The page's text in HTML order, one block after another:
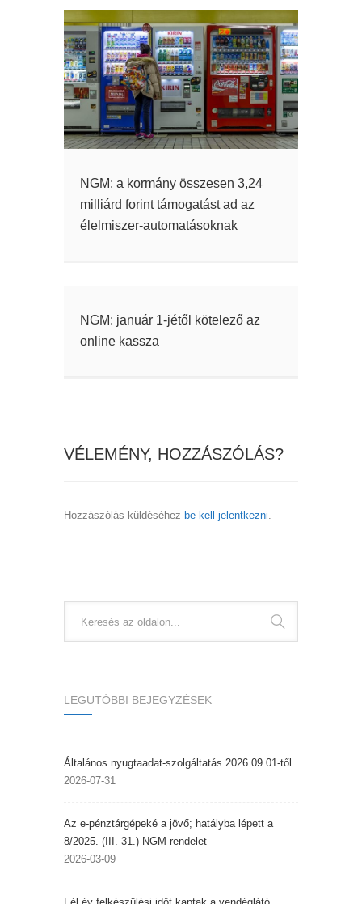
NGM: a kormány összesen 3,24
milliárd forint támogatást ad az
élelmiszer-automatásoknak
NGM: január 1-jétől kötelező az
online kassza
VÉLEMÉNY, HOZZÁSZÓLÁS?
Hozzászólás küldéséhez be kell jelentkezni.
LEGUTÓBBI BEJEGYZÉSEK
Általános nyugtaadat-szolgáltatás 2026.09.01-től
2026-07-31
Az e-pénztárgépeké a jövő; hatályba lépett a
8/2025. (III. 31.) NGM rendelet
2026-03-09